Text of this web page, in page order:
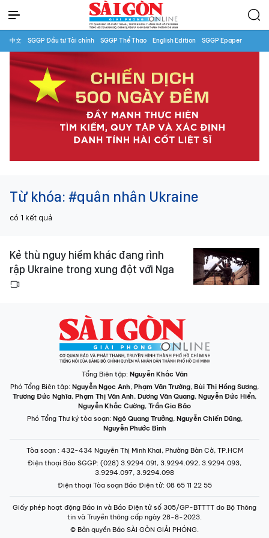
中文 SGGP Đầu tư Tài chính SGGP Thể Thao English Edition SGGP Epaper
Từ khóa: #quân nhân Ukraine
có 1 kết quả
Kẻ thù nguy hiểm khác đang rình
rập Ukraine trong xung đột với Nga
Tổng Biên tập: Nguyễn Khắc Văn
Phó Tổng Biên tập: Nguyễn Ngọc Anh, Phạm Văn Trường, Bùi Thị Hồng Sương,
Trương Đức Nghĩa, Phạm Thị Vân Anh, Dương Văn Quang, Nguyễn Đức Hiển,
Nguyễn Khắc Cường, Trần Gia Bảo
Phó Tổng Thư ký tòa soạn: Ngô Quang Trưởng, Nguyễn Chiến Dũng,
Nguyễn Phước Bình
Tòa soạn : 432-434 Nguyễn Thị Minh Khai, Phường Bàn Cờ, TP.HCM
Điện thoại Báo SGGP: (028) 3.9294.091, 3.9294.092, 3.9294.093,
3.9294.097, 3.9294.098
Điện thoại Tòa soạn Báo Điện tử: 08 65 11 22 55
Giấy phép hoạt động Báo in và Báo Điện tử số 305/GP-BTTTT do Bộ Thông
tin và Truyền thông cấp ngày 28-8-2023.
© Bản quyền Báo SÀI GÒN GIẢI PHÓNG.